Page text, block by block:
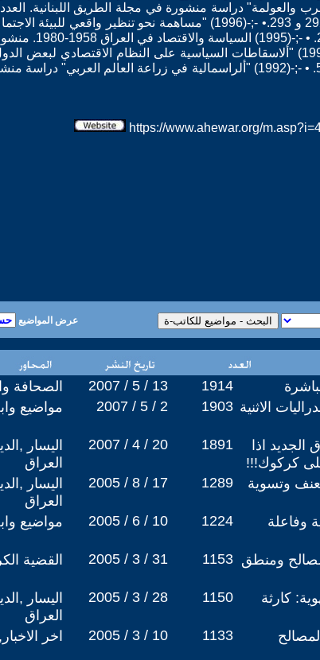
مجلة الثافة الجديدة العراقية، العددان 292 و 293.• -;-(1996) "مساهمة
في مجلة الطريق
في مجلة الطريق اللبنانية، العددان 4 و 5. • -;-(1992) "ألراسمالية في زراعة
عرض المواضيع
الصحافة 2007 / 5 / 13 1914
مواضيع
2007 / 5 / 2 1903 الاثنية
اليسار
العراق
2007 / 4 / 20 1891
اذا
كركوك!!!
اليسار
العراق
2005 / 8 / 17 1289
وتسوية
مواضيع 2005 / 6 / 10 1224
وفاعلة
القضية 2005 / 3 / 31 1153 ومنطق
اليسار
العراق
2005 / 3 / 28 1150
كارثة
اخر 2005 / 3 / 10 1133